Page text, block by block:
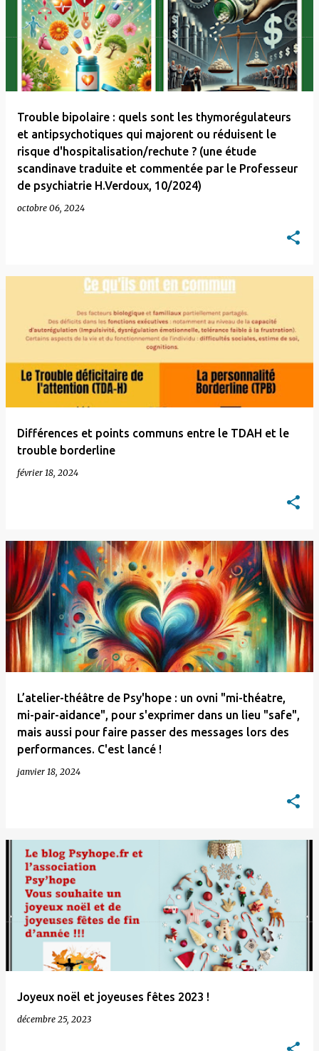
Trouble bipolaire : quels sont les thymorégulateurs
et antipsychotiques qui majorent ou réduisent le
risque d'hospitalisation/rechute ? (une étude
scandinave traduite et commentée par le Professeur
de psychiatrie H.Verdoux, 10/2024)
octobre 06, 2024
Différences et points communs entre le TDAH et le
trouble borderline
février 18, 2024
L’atelier-théâtre de Psy'hope : un ovni "mi-théatre,
mi-pair-aidance", pour s'exprimer dans un lieu "safe",
mais aussi pour faire passer des messages lors des
performances. C'est lancé !
janvier 18, 2024
Joyeux noël et joyeuses fêtes 2023 !
décembre 25, 2023